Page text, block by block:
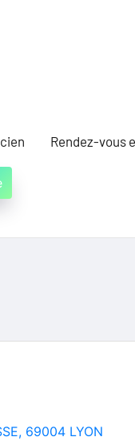
Rendez-vous
69004 LYON